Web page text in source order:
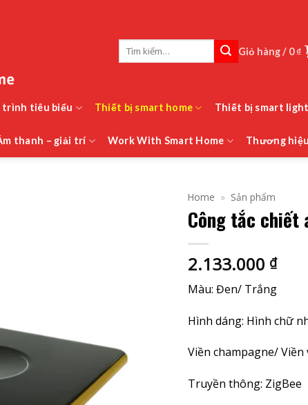
Tìm
Giỏ hàng / 0₫
trình tiêu biểu Thiết bị smart home Thiết bị smart
thanh – giải trí Work With Smart Home Thương
Home » Sản phẩm
Công tắc chiết
2.133.000 ₫
Màu: Đen/ Trắng
Hình dáng: Hình chữ
Viền champagne/ Viền
Truyền thông: ZigBee